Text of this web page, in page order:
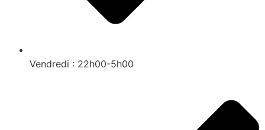
Vendredi : 22h00-5h00